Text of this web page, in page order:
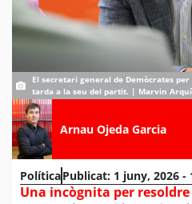
El secretari general de Demòcrates
tarda a la seu del partit. | Marvin
Arnau Ojeda Garcia
PolíticaPublicat: 1 juny, 2026 -
Una incògnita per resoldre